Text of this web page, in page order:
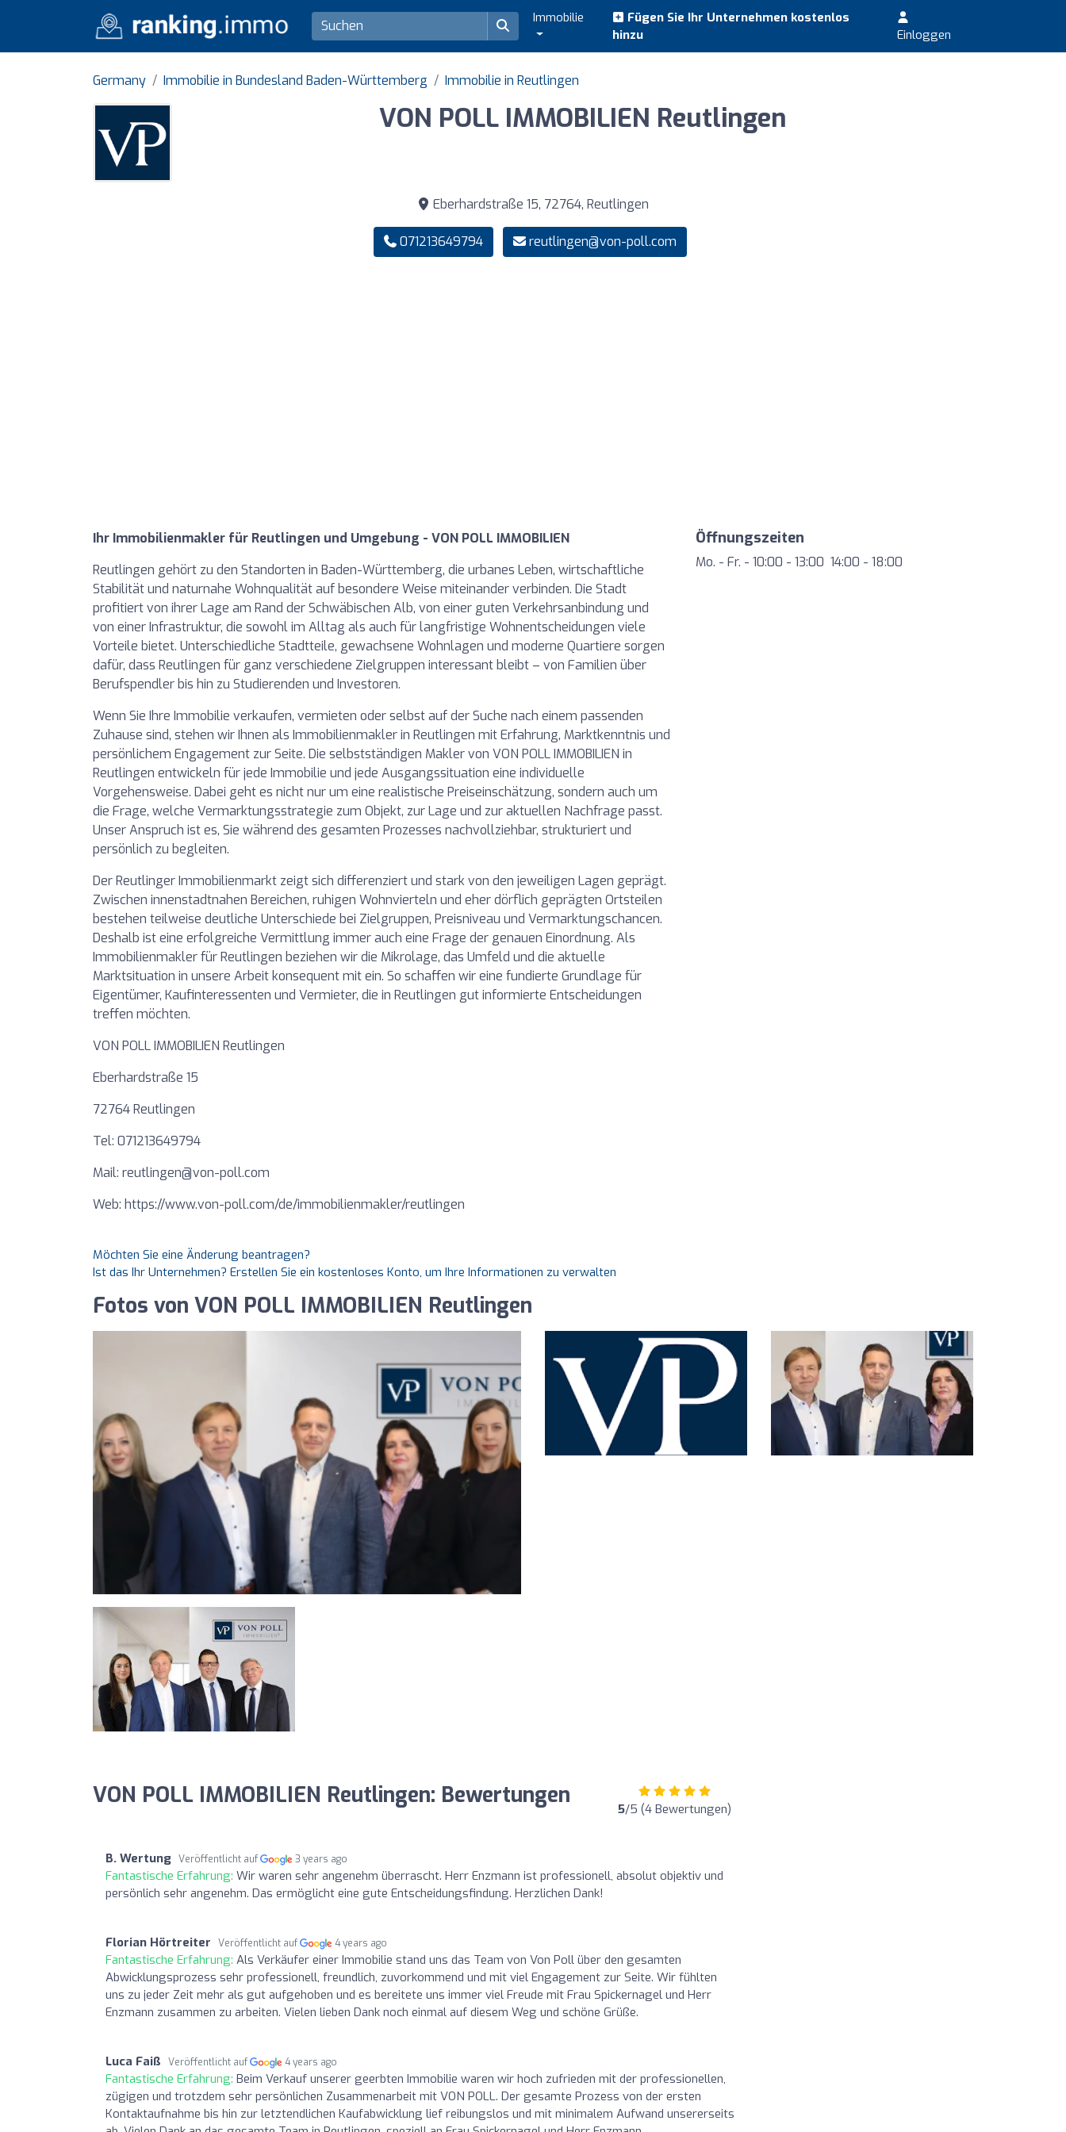
Immobilie
Fügen Sie Ihr Unternehmen kostenlos
hinzu
Einloggen
Germany Immobilie in Bundesland Baden-Württemberg Immobilie in Reutlingen
VON POLL IMMOBILIEN Reutlingen
Eberhardstraße 15, 72764, Reutlingen
071213649794 reutlingen@von-poll.com
Ihr Immobilienmakler für Reutlingen und Umgebung - VON POLL IMMOBILIEN
Reutlingen gehört zu den Standorten in Baden-Württemberg, die urbanes Leben, wirtschaftliche
Stabilität und naturnahe Wohnqualität auf besondere Weise miteinander verbinden. Die Stadt
profitiert von ihrer Lage am Rand der Schwäbischen Alb, von einer guten Verkehrsanbindung und
von einer Infrastruktur, die sowohl im Alltag als auch für langfristige Wohnentscheidungen viele
Vorteile bietet. Unterschiedliche Stadtteile, gewachsene Wohnlagen und moderne Quartiere sorgen
dafür, dass Reutlingen für ganz verschiedene Zielgruppen interessant bleibt – von Familien über
Berufspendler bis hin zu Studierenden und Investoren.
Wenn Sie Ihre Immobilie verkaufen, vermieten oder selbst auf der Suche nach einem passenden
Zuhause sind, stehen wir Ihnen als Immobilienmakler in Reutlingen mit Erfahrung, Marktkenntnis und
persönlichem Engagement zur Seite. Die selbstständigen Makler von VON POLL IMMOBILIEN in
Reutlingen entwickeln für jede Immobilie und jede Ausgangssituation eine individuelle
Vorgehensweise. Dabei geht es nicht nur um eine realistische Preiseinschätzung, sondern auch um
die Frage, welche Vermarktungsstrategie zum Objekt, zur Lage und zur aktuellen Nachfrage passt.
Unser Anspruch ist es, Sie während des gesamten Prozesses nachvollziehbar, strukturiert und
persönlich zu begleiten.
Der Reutlinger Immobilienmarkt zeigt sich differenziert und stark von den jeweiligen Lagen geprägt.
Zwischen innenstadtnahen Bereichen, ruhigen Wohnvierteln und eher dörflich geprägten Ortsteilen
bestehen teilweise deutliche Unterschiede bei Zielgruppen, Preisniveau und Vermarktungschancen.
Deshalb ist eine erfolgreiche Vermittlung immer auch eine Frage der genauen Einordnung. Als
Immobilienmakler für Reutlingen beziehen wir die Mikrolage, das Umfeld und die aktuelle
Marktsituation in unsere Arbeit konsequent mit ein. So schaffen wir eine fundierte Grundlage für
Eigentümer, Kaufinteressenten und Vermieter, die in Reutlingen gut informierte Entscheidungen
treffen möchten.
VON POLL IMMOBILIEN Reutlingen
Eberhardstraße 15
72764 Reutlingen
Tel: 071213649794
Mail: reutlingen@von-poll.com
Web: https://www.von-poll.com/de/immobilienmakler/reutlingen
Öffnungszeiten
Mo. - Fr. - 10:00 - 13:00 14:00 - 18:00
Möchten Sie eine Änderung beantragen?
Ist das Ihr Unternehmen? Erstellen Sie ein kostenloses Konto, um Ihre Informationen zu verwalten
Fotos von VON POLL IMMOBILIEN Reutlingen
VON POLL IMMOBILIEN Reutlingen: Bewertungen 5/5 (4 Bewertungen)
B. Wertung Veröffentlicht auf 3 years ago
Fantastische Erfahrung: Wir waren sehr angenehm überrascht. Herr Enzmann ist professionell, absolut objektiv und
persönlich sehr angenehm. Das ermöglicht eine gute Entscheidungsfindung. Herzlichen Dank!
Florian Hörtreiter Veröffentlicht auf 4 years ago
Fantastische Erfahrung: Als Verkäufer einer Immobilie stand uns das Team von Von Poll über den gesamten
Abwicklungsprozess sehr professionell, freundlich, zuvorkommend und mit viel Engagement zur Seite. Wir fühlten
uns zu jeder Zeit mehr als gut aufgehoben und es bereitete uns immer viel Freude mit Frau Spickernagel und Herr
Enzmann zusammen zu arbeiten. Vielen lieben Dank noch einmal auf diesem Weg und schöne Grüße.
Luca Faiß Veröffentlicht auf 4 years ago
Fantastische Erfahrung: Beim Verkauf unserer geerbten Immobilie waren wir hoch zufrieden mit der professionellen,
zügigen und trotzdem sehr persönlichen Zusammenarbeit mit VON POLL. Der gesamte Prozess von der ersten
Kontaktaufnahme bis hin zur letztendlichen Kaufabwicklung lief reibungslos und mit minimalem Aufwand unsererseits